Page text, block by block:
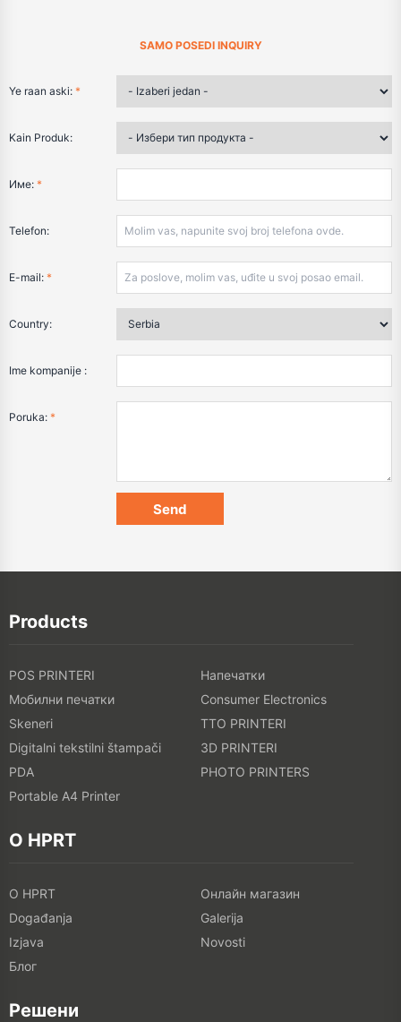
SAMO POSEDI INQUIRY
Ye raan aski: *
Kain Produk:
Име: *
Telefon:
E-mail: *
Country:
Ime kompanije :
Poruka: *
Products
POS PRINTERI
Напечатки
Мобилни печатки
Consumer Electronics
Skeneri
TTO PRINTERI
Digitalni tekstilni štampači
3D PRINTERI
PDA
PHOTO PRINTERS
Portable A4 Printer
O HPRT
O HPRT
Онлайн магазин
Događanja
Galerija
Izjava
Novosti
Блог
Решени